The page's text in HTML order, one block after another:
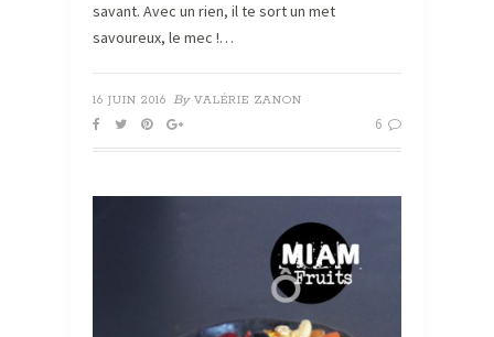
savant. Avec un rien, il te sort un met
savoureux, le mec !…
16 JUIN 2016 By VALÉRIE ZANON
6